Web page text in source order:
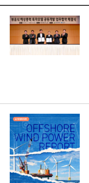
O
N
S
T
I
O
N
)